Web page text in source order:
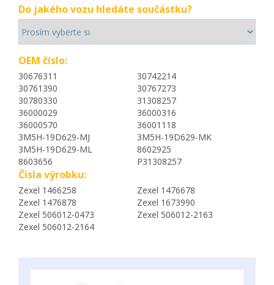
Do jakého vozu hledáte součástku?
OEM číslo:
30676311
30742214
30761390
30767273
30780330
31308257
36000029
36000316
36000570
36001118
3M5H-19D629-MJ
3M5H-19D629-MK
3M5H-19D629-ML
8602925
8603656
P31308257
Čísla výrobku:
Zexel 1466258
Zexel 1476678
Zexel 1476878
Zexel 1673990
Zexel 506012-0473
Zexel 506012-2163
Zexel 506012-2164